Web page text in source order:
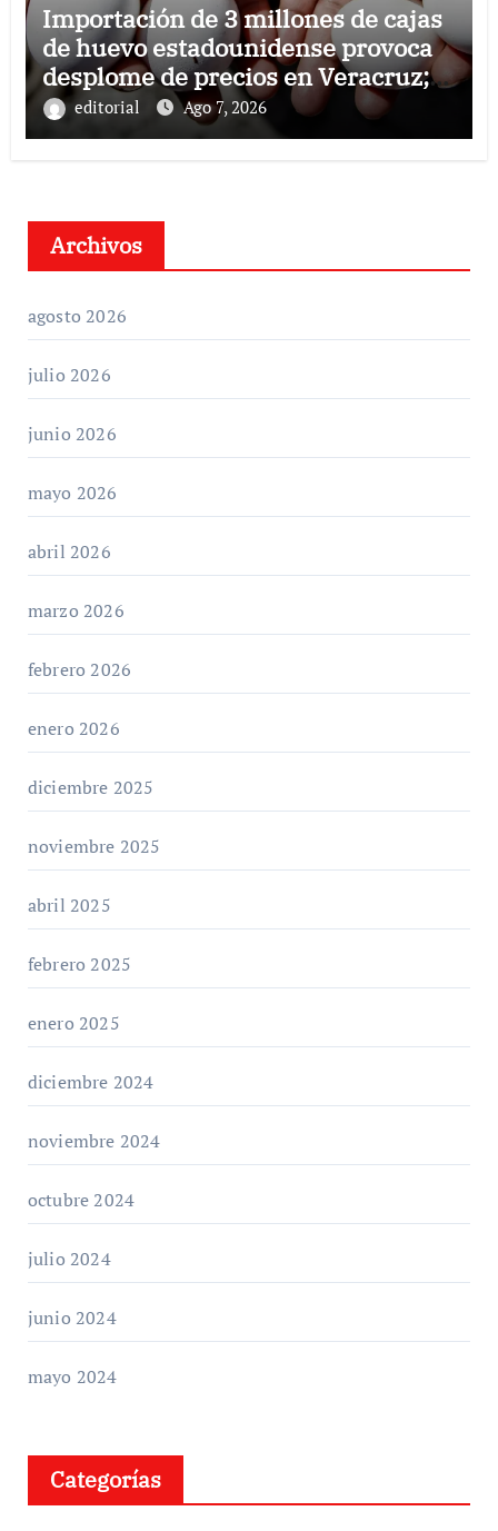
Importación de 3 millones de cajas
de huevo estadounidense provoca
desplome de precios en Veracruz;
llaman a consumir local
editorial Ago 7, 2026
Archivos
agosto 2026
julio 2026
junio 2026
mayo 2026
abril 2026
marzo 2026
febrero 2026
enero 2026
diciembre 2025
noviembre 2025
abril 2025
febrero 2025
enero 2025
diciembre 2024
noviembre 2024
octubre 2024
julio 2024
junio 2024
mayo 2024
Categorías